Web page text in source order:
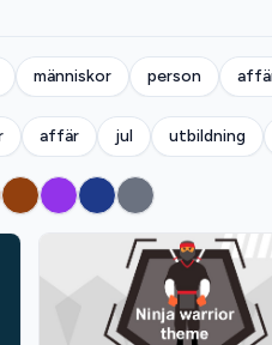
människor person
affär jul utbildning